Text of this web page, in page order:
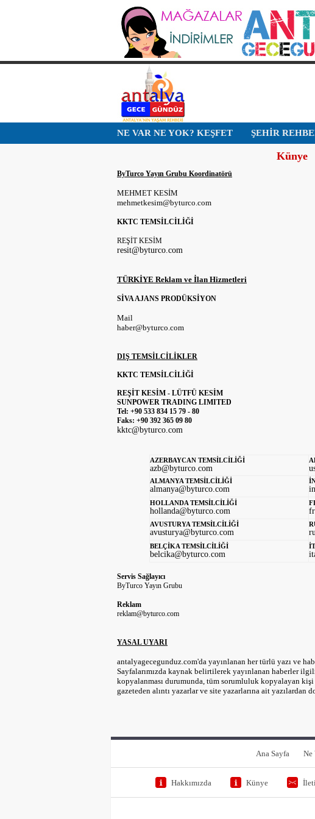
NE VAR NE YOK? KEŞFET ŞEHİR
Künye
ByTurco Yayın Grubu Koordinatörü
MEHMET KESİM
mehmetkesim@byturco.com
KKTC TEMSİLCİLİĞİ
REŞİT KESİM
resit@byturco.com
TÜRKİYE Reklam ve İlan Hizmetleri
SİVA AJANS PRODÜKSİYON
Mail
haber@byturco.com
DIŞ TEMSİLCİLİKLER
KKTC TEMSİLCİLİĞİ
REŞİT KESİM - LÜTFÜ KESİM
SUNPOWER TRADING LIMITED
Tel: +90 533 834 15 79 - 80
Faks: +90 392 365 09 80
kktc@byturco.com
AZERBAYCAN TEMSİLCİLİĞİ
azb@byturco.com
ALMANYA TEMSİLCİLİĞİ
almanya@byturco.com
HOLLANDA TEMSİLCİLİĞİ
hollanda@byturco.com
AVUSTURYA TEMSİLCİLİĞİ
avusturya@byturco.com
BELÇİKA TEMSİLCİLİĞİ
belcika@byturco.com
Servis Sağlayıcı
ByTurco Yayın Grubu
Reklam
reklam@byturco.com
YASAL UYARI
antalyagecegunduz.com'da yayınlanan her türlü yazı ve
Sayfalarımızda kaynak belirtilerek yayınlanan haberler
kopyalanması durumunda, tüm sorumluluk kopyalayan
gazeteden alıntı yazarlar ve site yazarlarına ait
Ana Sayfa Ne
Hakkımızda Künye